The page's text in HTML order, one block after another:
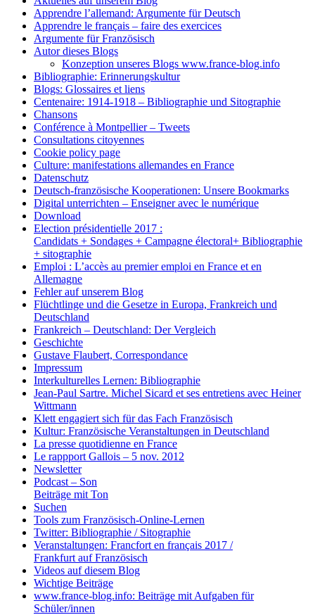
Apprendre l’allemand: Argumente für Deutsch
Apprendre le français – faire des exercices
Argumente für Französisch
Autor dieses Blogs
Konzeption unseres Blogs www.france-blog.info
Bibliographie: Erinnerungskultur
Blogs: Glossaires et liens
Centenaire: 1914-1918 – Bibliographie und Sitographie
Chansons
Conférence à Montpellier – Tweets
Consultations citoyennes
Cookie policy page
Culture: manifestations allemandes en France
Datenschutz
Deutsch-französische Kooperationen: Unsere Bookmarks
Digital unterrichten – Enseigner avec le numérique
Download
Election présidentielle 2017 :
Candidats + Sondages + Campagne électoral+ Bibliographie
+ sitographie
Emploi : L’accès au premier emploi en France et en
Allemagne
Fehler auf unserem Blog
Flüchtlinge und die Gesetze in Europa, Frankreich und
Deutschland
Frankreich – Deutschland: Der Vergleich
Geschichte
Gustave Flaubert, Correspondance
Impressum
Interkulturelles Lernen: Bibliographie
Jean-Paul Sartre. Michel Sicard et ses entretiens avec Heiner
Wittmann
Klett engagiert sich für das Fach Französisch
Kultur: Französische Veranstaltungen in Deutschland
La presse quotidienne en France
Le rappport Gallois – 5 nov. 2012
Newsletter
Podcast – Son
Beiträge mit Ton
Suchen
Tools zum Französisch-Online-Lernen
Twitter: Bibliographie / Sitographie
Veranstaltungen: Francfort en français 2017 /
Frankfurt auf Französisch
Videos auf diesem Blog
Wichtige Beiträge
www.france-blog.info: Beiträge mit Aufgaben für
Schüler/innen